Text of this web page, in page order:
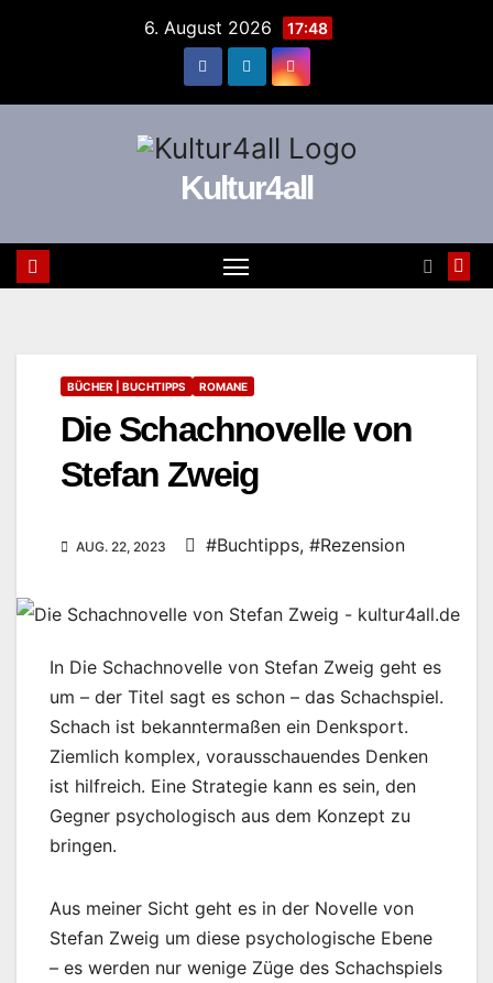
6. August 2026 17:48
Kultur4all
BÜCHER | BUCHTIPPS ROMANE
Die Schachnovelle von
Stefan Zweig
AUG. 22, 2023 #Buchtipps, #Rezension
In Die Schachnovelle von Stefan Zweig geht es
um – der Titel sagt es schon – das Schachspiel.
Schach ist bekanntermaßen ein Denksport.
Ziemlich komplex, vorausschauendes Denken
ist hilfreich. Eine Strategie kann es sein, den
Gegner psychologisch aus dem Konzept zu
bringen.
Aus meiner Sicht geht es in der Novelle von
Stefan Zweig um diese psychologische Ebene
– es werden nur wenige Züge des Schachspiels